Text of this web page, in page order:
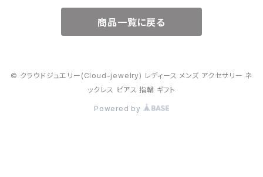
商品一覧に戻る
© クラウドジュエリー(Cloud-jewelry) レディース メンズ アクセサリー ネ
ックレス ピアス 指輪 ギフト
Powered by